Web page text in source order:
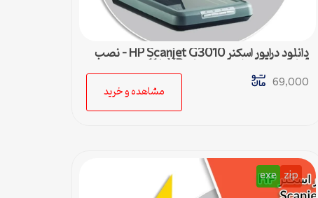
دانلود درایور اسکنر HP Scanjet G3010 – نصب
آسان و سریع برای ویندوزهای XP تا 11
69,000
مشاهده و خرید
zip
exe